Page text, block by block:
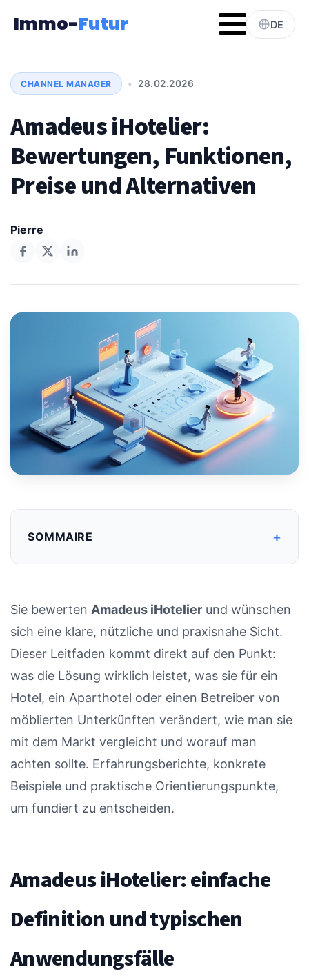
Immo-Futur DE
CHANNEL MANAGER • 28.02.2026
Amadeus iHotelier:
Bewertungen, Funktionen,
Preise und Alternativen
Pierre
SOMMAIRE +
Sie bewerten Amadeus iHotelier und wünschen
sich eine klare, nützliche und praxisnahe Sicht.
Dieser Leitfaden kommt direkt auf den Punkt:
was die Lösung wirklich leistet, was sie für ein
Hotel, ein Aparthotel oder einen Betreiber von
möblierten Unterkünften verändert, wie man sie
mit dem Markt vergleicht und worauf man
achten sollte. Erfahrungsberichte, konkrete
Beispiele und praktische Orientierungspunkte,
um fundiert zu entscheiden.
Amadeus iHotelier: einfache
Definition und typischen
Anwendungsfälle